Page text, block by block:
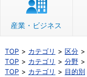
産業・ビジネス
TOP カテゴリ 区分
TOP
カテゴリ 分野
TOP
カテゴリ 目的別